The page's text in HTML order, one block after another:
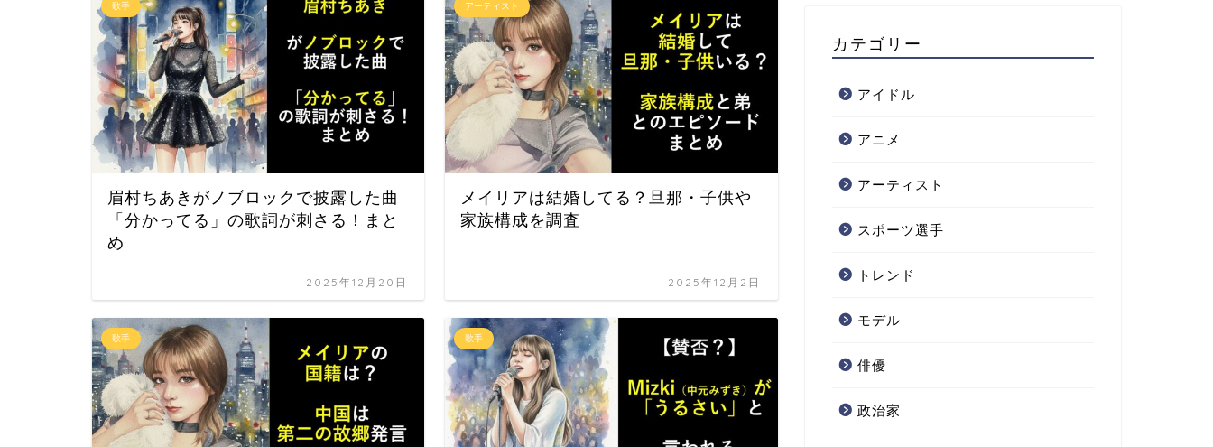
歌手
眉村ちあきがノブロックで披露した曲
「分かってる」の歌詞が刺さる！まと
め
2025年12月20日
アーティスト
メイリアは結婚してる？旦那・子供や
家族構成を調査
2025年12月2日
歌手 歌手
カテゴリー
アイドル
アニメ
アーティスト
スポーツ選手
トレンド
モデル
俳優
政治家